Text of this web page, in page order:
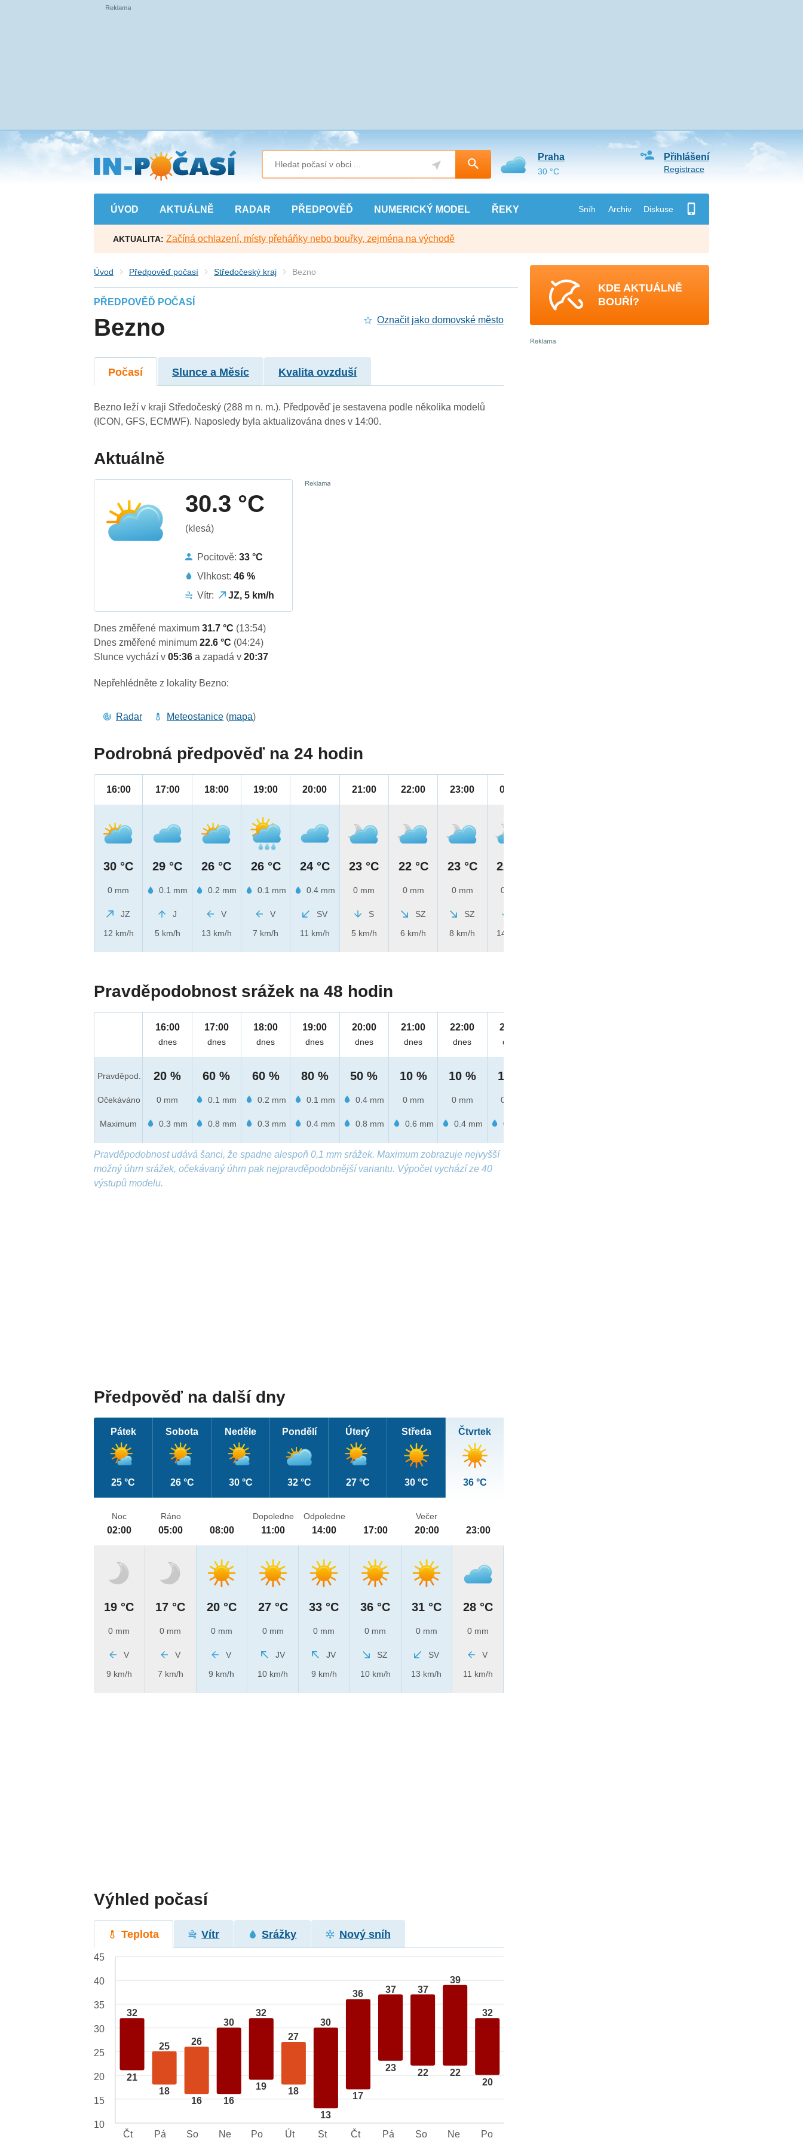
Přejít
na
hlavní
obsah
ÚVOD AKTUÁLNĚ RADAR PŘEDPOVĚĎ NUMERICKÝ MODEL ŘEKY Sníh Archiv Diskuse
Přihlášení
Registrace
Praha
30 °C
AKTUALITA: Začíná ochlazení, místy přeháňky nebo bouřky, zejména na východě
Úvod Předpověď počasí Středočeský kraj Bezno
PŘEDPOVĚĎ POČASÍ
Bezno Označit jako domovské město
Počasí Slunce a Měsíc Kvalita ovzduší
Bezno leží v kraji Středočeský (288 m n. m.). Předpověď je sestavena podle několika modelů
(ICON, GFS, ECMWF). Naposledy byla aktualizována dnes v 14:00.
Aktuálně
30.3 °C
(klesá)
Pocitově:33 °C
Vlhkost:46 %
Vítr:
JZ, 5 km/h
Dnes změřené maximum31.7 °C (13:54)
Dnes změřené minimum22.6 °C (04:24)
Slunce vychází v05:36a zapadá v20:37
Nepřehlédněte z lokality Bezno:
Radar Meteostanice (mapa)
Podrobná předpověď na 24 hodin
16:00
30 °C
0 mm
JZ
12 km/h
17:00
29 °C
0.1 mm
J
5 km/h
18:00
26 °C
0.2 mm
V
13 km/h
19:00
26 °C
0.1 mm
V
7 km/h
20:00
24 °C
0.4 mm
SV
11 km/h
21:00
23 °C
0 mm
S
5 km/h
22:00
22 °C
0 mm
SZ
6 km/h
23:00
23 °C
0 mm
SZ
8 km/h
00:00
22 °C
0 mm
14 km/h
Pravděpodobnost srážek na 48 hodin
Pravděpod.
Očekáváno
Maximum
16:00
dnes
20 %
0 mm
0.3 mm
17:00
dnes
60 %
0.1 mm
0.8 mm
18:00
dnes
60 %
0.2 mm
0.3 mm
19:00
dnes
80 %
0.1 mm
0.4 mm
20:00
dnes
50 %
0.4 mm
0.8 mm
21:00
dnes
10 %
0 mm
0.6 mm
22:00
dnes
10 %
0 mm
0.4 mm
23:00
dnes
10 %
0 mm
0.1 mm
Pravděpodobnost udává šanci, že spadne alespoň 0,1 mm srážek. Maximum zobrazuje nejvyšší
možný úhrn srážek, očekávaný úhrn pak nejpravděpodobnější variantu. Výpočet vychází ze 40
výstupů modelu.
Předpověď na další dny
Pátek
25 °C
Sobota
26 °C
Neděle
30 °C
Pondělí
32 °C
Úterý
27 °C
Středa
30 °C
Čtvrtek
36 °C
Noc
02:00
19 °C
0 mm
V
9 km/h
Ráno
05:00
17 °C
0 mm
V
7 km/h
08:00
20 °C
0 mm
V
9 km/h
Dopoledne
11:00
27 °C
0 mm
JV
10 km/h
Odpoledne
14:00
33 °C
0 mm
JV
9 km/h
17:00
36 °C
0 mm
SZ
10 km/h
Večer
20:00
31 °C
0 mm
SV
13 km/h
23:00
28 °C
0 mm
V
11 km/h
Výhled počasí
Teplota Vítr Srážky Nový sníh
32
21
25
18
26
16
30
16
32
19
27
18
30
13
36
17
37
23
37
22
39
22
32
20
45
40
35
30
25
20
15
10
Čt
Pá So Ne Po Út St Čt Pá So Ne Po
KDE AKTUÁLNĚ
BOUŘÍ?